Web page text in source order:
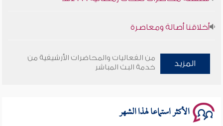
سلسلة محاضرات نفحات رمضانية 1444هـ
المزيد
من الفعاليات والمحاضرات الأرشيفية من
خدمة البث المباشر
الأكثر استماعا لهذا الشهر